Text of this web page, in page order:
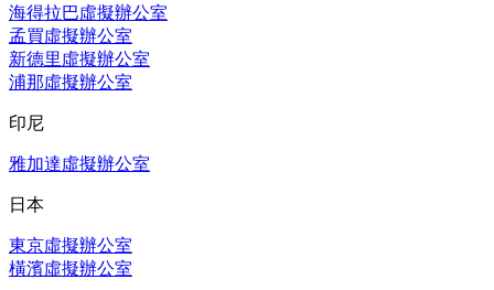
海得拉巴虛擬辦公室
孟買虛擬辦公室
新德里虛擬辦公室
浦那虛擬辦公室
印尼
雅加達虛擬辦公室
日本
東京虛擬辦公室
橫濱虛擬辦公室